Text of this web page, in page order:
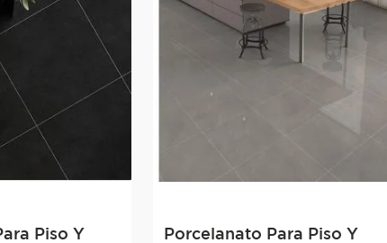
Piso Y
Porcelanato Para Piso Y